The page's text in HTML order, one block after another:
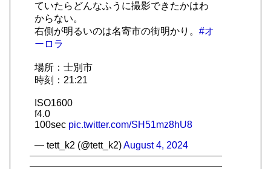
ていたらどんなふうに撮影できたかはわ
からない。
右側が明るいのは名寄市の街明かり。 #オ
ーロラ
場所：士別市
時刻：21:21
ISO1600
f4.0
100sec pic.twitter.com/SH51mz8hU8
— tett_k2 (@tett_k2)August 4, 2024